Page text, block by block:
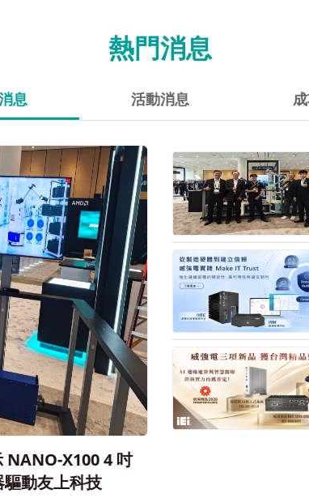
熱門消息
息 活動消息
X100 4 吋
動友上科技